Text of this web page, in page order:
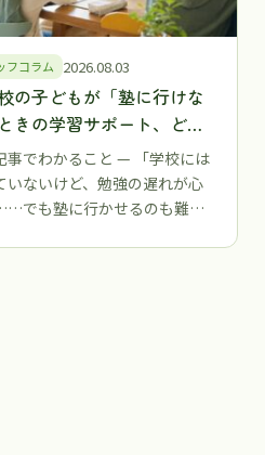
フコラム 2026.08.03
の子どもが「塾に行けな
きの学習サポート、どう
？ フリースクールという
選択肢【江戸川区・江東
事でわかること — 「学校には
いないけど、勉強の遅れが心
でも塾に行かせるのも難し